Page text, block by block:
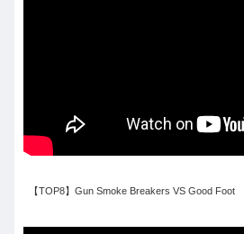
【TOP8】Gun Smoke Breakers VS Good Foot